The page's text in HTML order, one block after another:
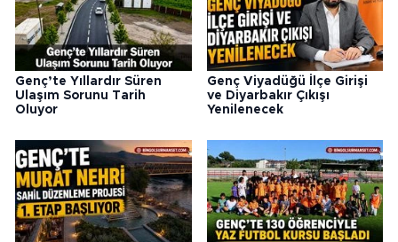
Genç’te Yıllardır Süren
Ulaşım Sorunu Tarih
Oluyor
Genç Viyadüğü İlçe Girişi
ve Diyarbakır Çıkışı
Yenilenecek